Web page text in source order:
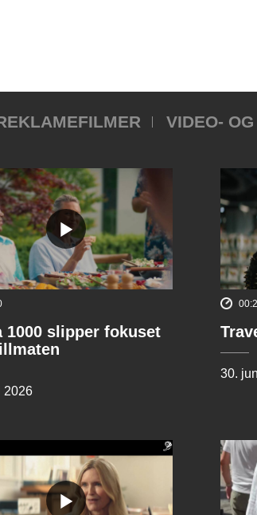
VIDEO-
1000 slipper fokuset
2026
30.